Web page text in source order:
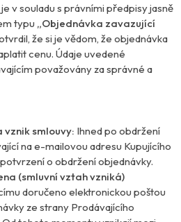
v souladu s právními předpisy jasně
typu „Objednávka zavazující
že si je vědom, že objednávka
cenu. Údaje uvedené
považovány za správné a
smlouvy: Ihned po obdržení
na e-mailovou adresu Kupujícího
o obdržení objednávky.
(smluvní vztah vzniká)
doručeno elektronickou poštou
ze strany Prodávajícího